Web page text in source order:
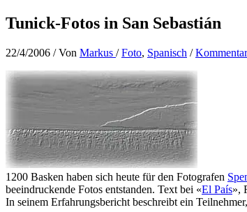
Tunick-Fotos in San Sebastián
22/4/2006 / Von Markus /Foto, Spanisch /
1200 Basken haben sich heute für den Fotografen
beeindruckende Fotos entstanden. Text bei «El País»,
In seinem Erfahrungsbericht beschreibt ein Teilnehmer,